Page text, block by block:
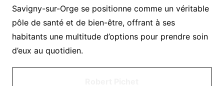
Savigny-sur-Orge se positionne comme un véritable
pôle de santé et de bien-être, offrant à ses
habitants une multitude d’options pour prendre soin
d’eux au quotidien.